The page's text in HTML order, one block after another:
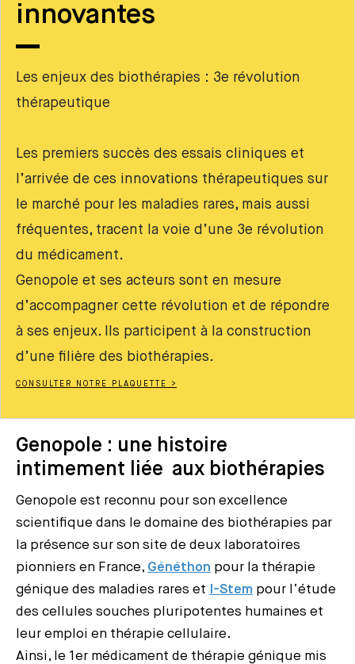
innovantes
Les enjeux des biothérapies : 3e révolution
thérapeutique
Les premiers succès des essais cliniques et
l’arrivée de ces innovations thérapeutiques sur
le marché pour les maladies rares, mais aussi
fréquentes, tracent la voie d’une 3e révolution
du médicament.
Genopole et ses acteurs sont en mesure
d’accompagner cette révolution et de répondre
à ses enjeux. Ils participent à la construction
d’une filière des biothérapies.
CONSULTER NOTRE PLAQUETTE >
Genopole : une histoire
intimement liée aux biothérapies
Genopole est reconnu pour son excellence
scientifique dans le domaine des biothérapies par
la présence sur son site de deux laboratoires
pionniers en France, Généthon pour la thérapie
génique des maladies rares et
I-Stem pour l’étude
des cellules souches pluripotentes humaines et
leur emploi en thérapie cellulaire.
Ainsi, le 1er médicament de thérapie génique mis